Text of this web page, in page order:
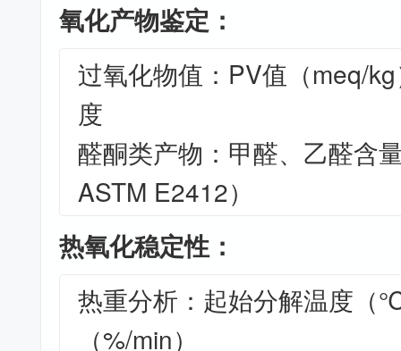
氧化产物鉴定：
过氧化物值：PV值（meq/
度
醛酮类产物：甲醛、乙醛含
ASTM E2412）
热氧化稳定性：
热重分析：起始分解温度（
（%/min）